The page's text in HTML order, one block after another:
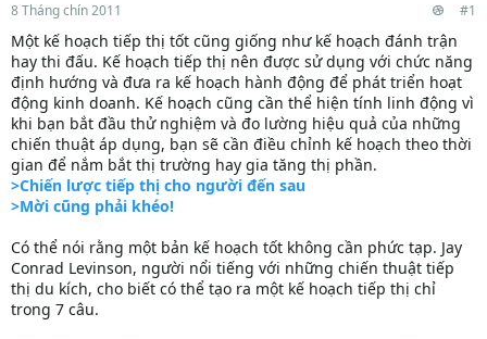
8 Tháng chín 2011 #1
Một kế hoạch tiếp thị tốt cũng giống như kế hoạch đánh trận
hay thi đấu. Kế hoạch tiếp thị nên được sử dụng với chức năng
định hướng và đưa ra kế hoạch hành động để phát triển hoạt
động kinh doanh. Kế hoạch cũng cần thể hiện tính linh động vì
khi bạn bắt đầu thử nghiệm và đo lường hiệu quả của những
chiến thuật áp dụng, bạn sẽ cần điều chỉnh kế hoạch theo thời
gian để nắm bắt thị trường hay gia tăng thị phần.
>Chiến lược tiếp thị cho người đến sau
>Mời cũng phải khéo!
Có thể nói rằng một bản kế hoạch tốt không cần phức tạp. Jay
Conrad Levinson, người nổi tiếng với những chiến thuật tiếp
thị du kích, cho biết có thể tạo ra một kế hoạch tiếp thị chỉ
trong 7 câu.